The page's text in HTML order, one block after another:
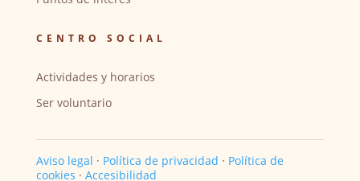
CENTRO SOCIAL
Actividades y horarios
Ser voluntario
Aviso legal · Política de privacidad · Política de
cookies · Accesibilidad